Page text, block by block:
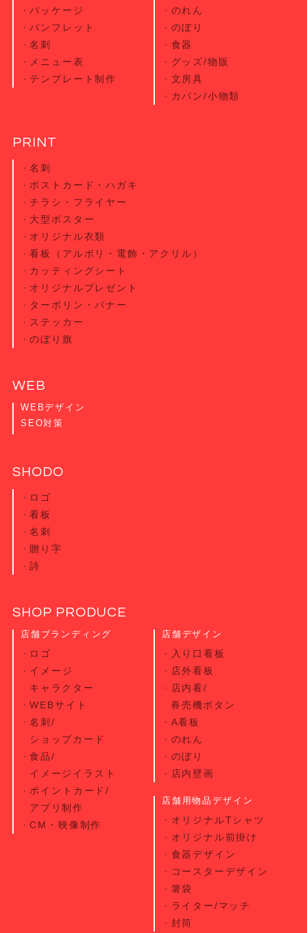
パッケージ
パンフレット
名刺
メニュー表
テンプレート制作
のれん
のぼり
食器
グッズ/物販
文房具
カバン/小物類
PRINT
名刺
ポストカード・ハガキ
チラシ・ フライヤー
大型ポスター
オリジナル衣類
看板（アルポリ・電飾・アクリル）
カッティングシート
オリジナルプレゼント
ターポリン・バナー
ステッカー
のぼり旗
WEB
WEBデザイン
SEO対策
SHODO
ロゴ
看板
名刺
贈り字
詩
SHOP PRODUCE
店舗ブランディング
ロゴ
イメージ
キャラクター
WEBサイト
名刺/
ショップカード
食品/
イメージイラスト
ポイントカード/
アプリ制作
CM・映像制作
店舗デザイン
入り口看板
店外看板
店内看/
券売機ボタン
A看板
のれん
のぼり
店内壁画
店舗用物品デザイン
オリジナルTシャツ
オリジナル前掛け
食器デザイン
コースターデザイン
箸袋
ライター/マッチ
封筒